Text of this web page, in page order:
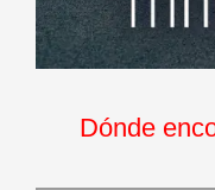
Dónde